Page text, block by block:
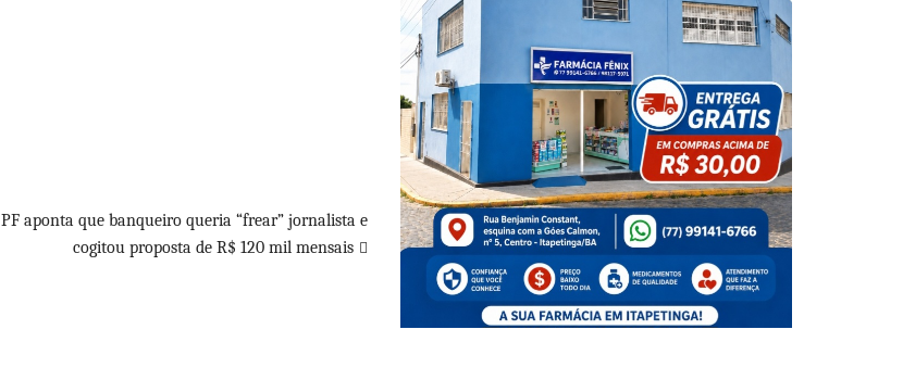
PF aponta que banqueiro queria “frear” jornalista e
cogitou proposta de R$ 120 mil mensais